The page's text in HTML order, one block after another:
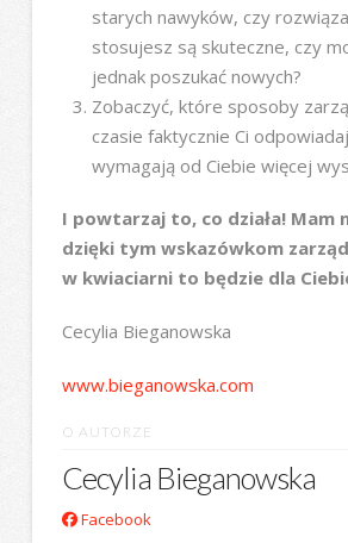
starych nawyków, czy
stosujesz są skuteczne, czy
jednak poszukać nowych?
Zobaczyć, które sposoby
czasie faktycznie Ci
wymagają od Ciebie więcej
I powtarzaj to, co działa! Mam
dzięki tym wskazówkom
w kwiaciarni to będzie dla
Cecylia Bieganowska
www.bieganowska.com
O AUTORZE
Cecylia Bieganowska
Facebook